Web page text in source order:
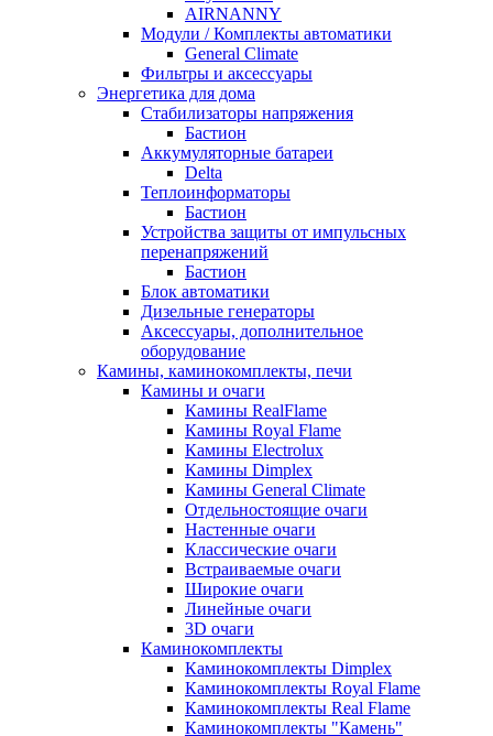
AIRNANNY
Модули / Комплекты автоматики
General Climate
Фильтры и аксессуары
Энергетика для дома
Стабилизаторы напряжения
Бастион
Аккумуляторные батареи
Delta
Теплоинформаторы
Бастион
Устройства защиты от импульсных
перенапряжений
Бастион
Блок автоматики
Дизельные генераторы
Аксессуары, дополнительное
оборудование
Камины, каминокомплекты, печи
Камины и очаги
Камины RealFlame
Камины Royal Flame
Камины Electrolux
Камины Dimplex
Камины General Climate
Отдельностоящие очаги
Настенные очаги
Классические очаги
Встраиваемые очаги
Широкие очаги
Линейные очаги
3D очаги
Каминокомплекты
Каминокомплекты Dimplex
Каминокомплекты Royal Flame
Каминокомплекты Real Flame
Каминокомплекты "Камень"